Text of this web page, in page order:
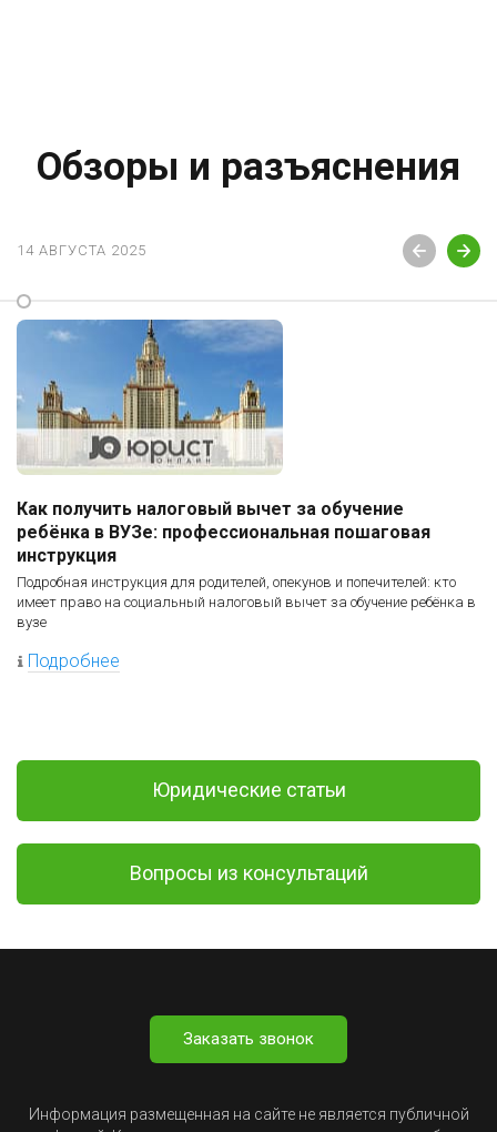
Обзоры и разъяснения
14 АВГУСТА 2025
Как получить налоговый вычет за обучение
ребёнка в ВУЗе: профессиональная пошаговая
инструкция
Подробная инструкция для родителей, опекунов и попечителей: кто
имеет право на социальный налоговый вычет за обучение ребёнка в
вузе
Подробнее
Юридические статьи
Вопросы из консультаций
Заказать звонок
Информация размещенная на сайте не является публичной